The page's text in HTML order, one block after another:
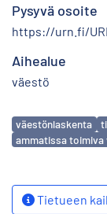
Pysyvä osoite
https://urn.fi/
Aihealue
väestö
Avainsanat
väestönlaskenta
ammatissa toimiva
Tietueen